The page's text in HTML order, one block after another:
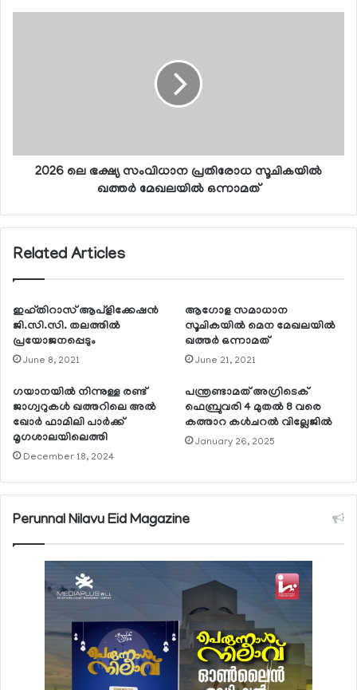
2026 ലെ ഭക്ഷ്യ സംവിധാന പ്രതിരോധ സൂചികയില്‍
ഖത്തര്‍ മേഖലയില്‍ ഒന്നാമത്
Related Articles
ഇഹ്തിറാസ് ആപ്‌ളിക്കേഷന്‍
ജി.സി.സി. തലത്തില്‍
പ്രയോജനപ്പെടും
June 8, 2021
ആഗോള സമാധാന
സൂചികയില്‍ മെന മേഖലയില്‍
ഖത്തര്‍ ഒന്നാമത്
June 21, 2021
ഗയാനയില്‍ നിന്നുള്ള രണ്ട്
ജാഗ്വറുകള്‍ ഖത്തറിലെ അല്‍
ഖോര്‍ ഫാമിലി പാര്‍ക്ക്
മൃഗശാലയിലെത്തി
December 18, 2024
പന്ത്രണ്ടാമത് അഗ്രിടെക്
ഫെബ്രുവരി 4 മുതല്‍ 8 വരെ
കത്താറ കള്‍ചറല്‍ വില്ലേജില്‍
January 26, 2025
Perunnal Nilavu Eid Magazine